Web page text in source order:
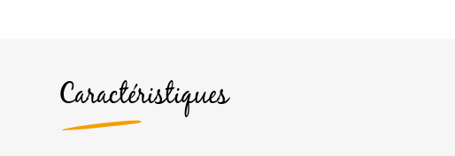
Caractéristiques